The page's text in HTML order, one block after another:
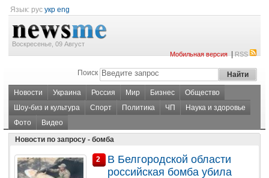
Язык: рус укр eng
Воскресенье, 09 Август
Мобильная версия|RSS
Поиск
Новости Украина Россия Мир Бизнес
Общество
Шоу-биз и культура
Спорт Политика ЧП
Наука и здоровье
Фото
Видео
Новости по запросу - бомба
2
В Белгородской области
российская бомба убила